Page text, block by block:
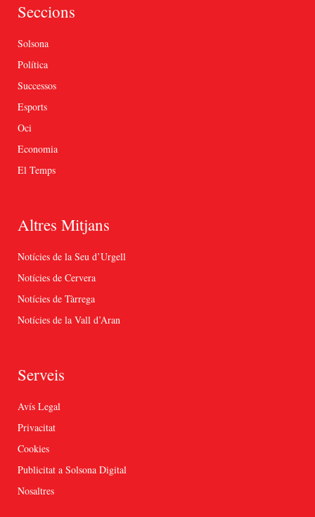
Seccions
Solsona
Política
Successos
Esports
Oci
Economia
El Temps
Altres Mitjans
Notícies de la Seu d’Urgell
Notícies de Cervera
Notícies de Tàrrega
Notícies de la Vall d’Aran
Serveis
Avís Legal
Privacitat
Cookies
Publicitat a Solsona Digital
Nosaltres